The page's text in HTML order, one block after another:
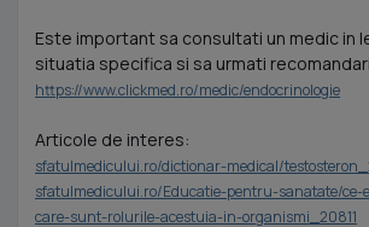
Este important sa consultati un medic in
situatia specifica si sa urmati
https://www.clickmed.ro/medic/endocrinologie
Articole de interes:
sfatulmedicului.ro/dictionar-medical/
sfatulmedicului.ro/Educatie-pentru-sanatate/ce-
care-sunt-rolurile-acestuia-in-organismi_20811